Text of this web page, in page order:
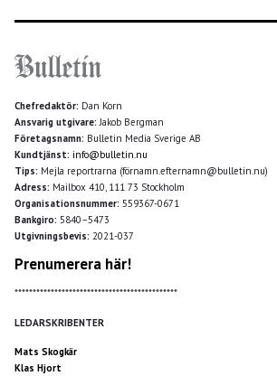
Chefredaktör: Dan Korn
Ansvarig utgivare: Jakob Bergman
Företagsnamn: Bulletin Media Sverige AB
Kundtjänst: info@bulletin.nu
Tips: Mejla reportrarna (förnamn.efternamn@bulletin.nu)
Adress: Mailbox 410, 111 73 Stockholm
Organisationsnummer: 559367-0671
Bankgiro: 5840–5473
Utgivningsbevis: 2021-037
Prenumerera här!
*********************************************
LEDARSKRIBENTER
Mats Skogkär
Klas Hjort